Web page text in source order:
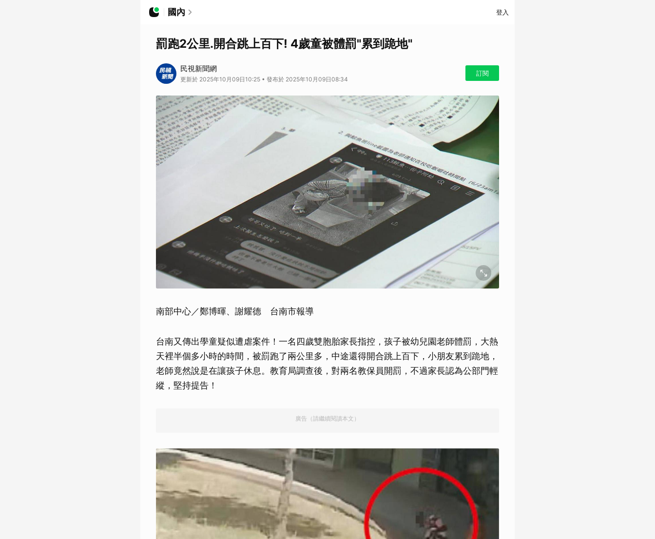
國內 登入
罰跑2公里.開合跳上百下! 4歲童被體罰"累到跪地"
民視新聞網
更新於 2025年10月09日10:25 • 發布於 2025年10月09日08:34
訂閱
南部中心／鄭博暉、謝耀德 台南市報導
台南又傳出學童疑似遭虐案件！一名四歲雙胞胎家長指控，孩子被幼兒園老師體罰，大熱
天裡半個多小時的時間，被罰跑了兩公里多，中途還得開合跳上百下，小朋友累到跪地，
老師竟然說是在讓孩子休息。教育局調查後，對兩名教保員開罰，不過家長認為公部門輕
縱，堅持提告！
廣告（請繼續閱讀本文）